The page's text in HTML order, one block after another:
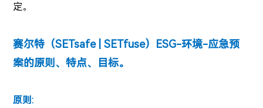
定。
赛尔特（SETsafe | SETfuse）ESG-环境-应急预
案的原则、特点、目标。
原则: